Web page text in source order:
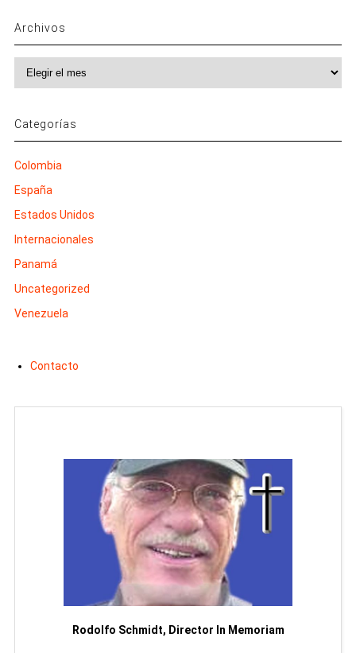
Archivos
Categorías
Colombia
España
Estados Unidos
Internacionales
Panamá
Uncategorized
Venezuela
Contacto
Rodolfo Schmidt, Director In Memoriam